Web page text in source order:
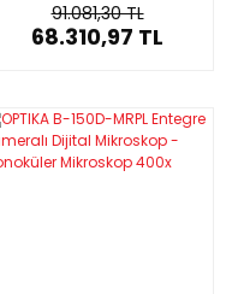
91.081,30 TL
68.310,97 TL